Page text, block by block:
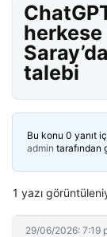
herkese
talebi
Bu konu 0 yanıt
admin tarafından
1 yazı
29/06/2026: 7:19